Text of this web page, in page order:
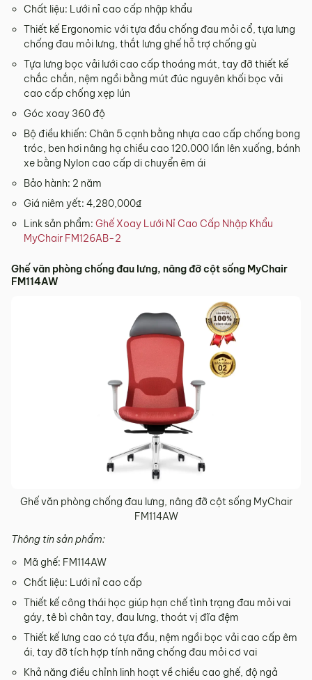
Chất liệu: Lưới nỉ cao cấp nhập khẩu
Thiết kế Ergonomic với tựa đầu chống đau mỏi cổ, tựa lưng
chống đau mỏi lưng, thắt lưng ghế hỗ trợ chống gù
Tựa lưng bọc vải lưới cao cấp thoáng mát, tay đỡ thiết kế
chắc chắn, nệm ngồi bằng mút đúc nguyên khối bọc vải
cao cấp chống xẹp lún
Góc xoay 360 độ
Bộ điều khiến: Chân 5 cạnh bằng nhựa cao cấp chống bong
tróc, ben hơi nâng hạ chiều cao 120.000 lần lên xuống, bánh
xe bằng Nylon cao cấp di chuyển êm ái
Bảo hành: 2 năm
Giá niêm yết: 4,280,000₫
Link sản phẩm: Ghế Xoay Lưới Nỉ Cao Cấp Nhập Khẩu
MyChair FM126AB-2
Ghế văn phòng chống đau lưng, nâng đỡ cột sống MyChair
FM114AW
Ghế văn phòng chống đau lưng, nâng đỡ cột sống MyChair
FM114AW​
Thông tin sản phẩm:
Mã ghế: FM114AW
Chất liệu: Lưới nỉ cao cấp
Thiết kế công thái học giúp hạn chế tình trạng đau mỏi vai
gáy, tê bì chân tay, đau lưng, thoát vị đĩa đệm
Thiết kế lưng cao có tựa đầu, nệm ngồi bọc vải cao cấp êm
ái, tay đỡ tích hợp tính năng chống đau mỏi cơ vai
Khả năng điều chỉnh linh hoạt về chiều cao ghế, độ ngả